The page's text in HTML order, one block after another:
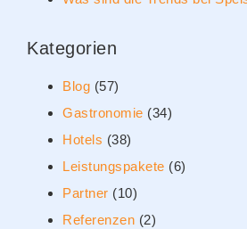
Kategorien
Blog (57)
Gastronomie (34)
Hotels (38)
Leistungspakete (6)
Partner (10)
Referenzen (2)